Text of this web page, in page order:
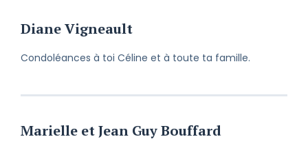
Diane Vigneault
Condoléances à toi Céline et à toute ta famille.
Marielle et Jean Guy Bouffard